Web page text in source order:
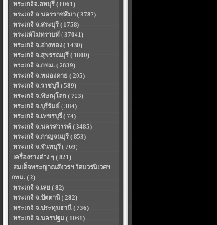
พระเกจิจ.ลพบุรี ( 8061)
พระเกจิ จ.นครราชสีมา ( 3783)
พระเกจิ จ.สระบุรี ( 1758)
พระแท้ไม่ทราบที่ ( 37041)
พระเกจิ จ.อ่างทอง ( 1430)
พระเกจิ จ.สุพรรณบุรี ( 1800)
พระเกจิ จ.กทม. ( 2839)
พระเกจิ จ.หนองคาย ( 205)
พระเกจิ จ.ราชบุรี ( 589)
พระเกจิ จ.พิษณุโลก ( 723)
พระเกจิ จ.บุรีรัมย์ ( 384)
พระเกจิ จ.เพชรบุรี ( 74)
พระเกจิ จ.นครสวรรค์ ( 3485)
พระเกจิ จ.กาญจนบุรี ( 853)
พระเกจิ จ.จันทบุรี ( 769)
เครื่องรางต่าง ๆ ( 821)
สมเด็จพระญาณสังวรฯ วัดบวรนิเวศฯ
กทม. ( 2)
พระเกจิ จ.เลย ( 82)
พระเกจิ จ.ปัตตานี ( 282)
พระเกจิ จ.ประทุมธานี ( 736)
พระเกจิ จ.นครปฐม ( 1061)